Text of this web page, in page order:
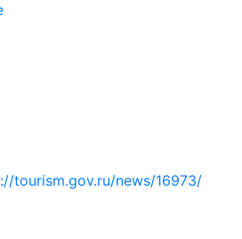
tourism.gov.ru/news/16973/